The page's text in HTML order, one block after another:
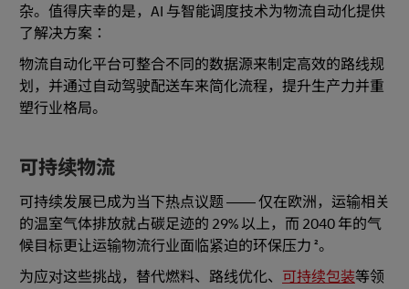
杂。值得庆幸的是，AI 与智能调度技术为物流自动化提供
了解决方案：
物流自动化平台可整合不同的数据源来制定高效的路线规
划，并通过自动驾驶配送车来简化流程，提升生产力并重
塑行业格局。
可持续物流
可持续发展已成为当下热点议题 —— 仅在欧洲，运输相关
的温室气体排放就占碳足迹的 29% 以上，而 2040 年的气
候目标更让运输物流行业面临紧迫的环保压力 ²。
为应对这些挑战，替代燃料、路线优化、 可持续包装等领